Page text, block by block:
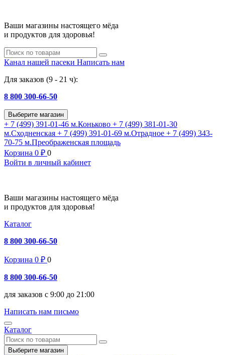
Ваши магазины настоящего мёда
и продуктов для здоровья!
Канал нашей пасеки Написать нам
Для заказов (9 - 21 ч):
8 800 300-66-50
Выберите магазин
+ 7 (499) 391-01-46 м.Коньково + 7 (499) 381-01-30
м.Сходненская + 7 (499) 391-01-69 м.Отрадное + 7 (499) 343-
70-75 м.Преображенская площадь
Корзина 0 ₽ 0
Войти в личный кабинет
Ваши магазины настоящего мёда
и продуктов для здоровья!
Каталог
8 800 300-66-50
Корзина 0 ₽ 0
8 800 300-66-50
для заказов с 9:00 до 21:00
Написать нам письмо
Каталог
Выберите магазин